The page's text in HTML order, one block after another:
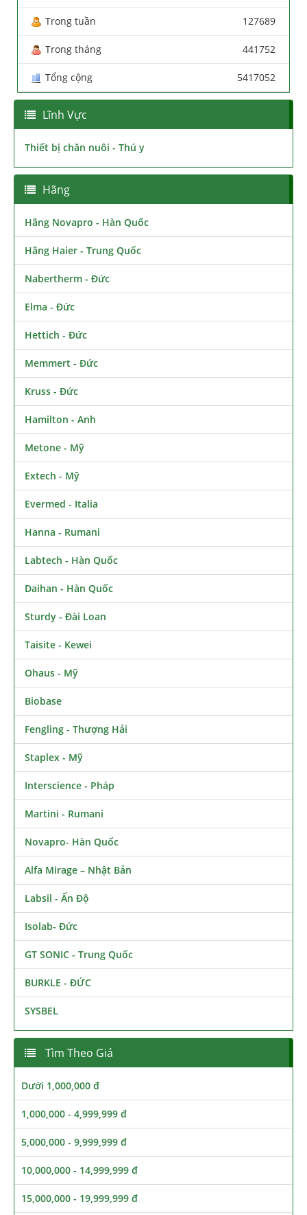
Trong tuần 127689
Trong tháng 441752
Tổng cộng 5417052
Lĩnh Vực
Thiết bị chăn nuôi - Thú y
Hãng
Hãng Novapro - Hàn Quốc
Hãng Haier - Trung Quốc
Nabertherm - Đức
Elma - Đức
Hettich - Đức
Memmert - Đức
Kruss - Đức
Hamilton - Anh
Metone - Mỹ
Extech - Mỹ
Evermed - Italia
Hanna - Rumani
Labtech - Hàn Quốc
Daihan - Hàn Quốc
Sturdy - Đài Loan
Taisite - Kewei
Ohaus - Mỹ
Biobase
Fengling - Thượng Hải
Staplex - Mỹ
Interscience - Pháp
Martini - Rumani
Novapro- Hàn Quốc
Alfa Mirage – Nhật Bản
Labsil - Ấn Độ
Isolab- Đức
GT SONIC - Trung Quốc
BURKLE - ĐỨC
SYSBEL
Tìm Theo Giá
Dưới 1,000,000 đ
1,000,000 - 4,999,999 đ
5,000,000 - 9,999,999 đ
10,000,000 - 14,999,999 đ
15,000,000 - 19,999,999 đ